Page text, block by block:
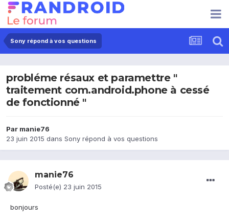
Sony répond à vos questions
probléme résaux et paramettre "
traitement com.android.phone à cessé
de fonctionné "
Par manie76
23 juin 2015 dans Sony répond à vos questions
manie76
Posté(e) 23 juin 2015
bonjours